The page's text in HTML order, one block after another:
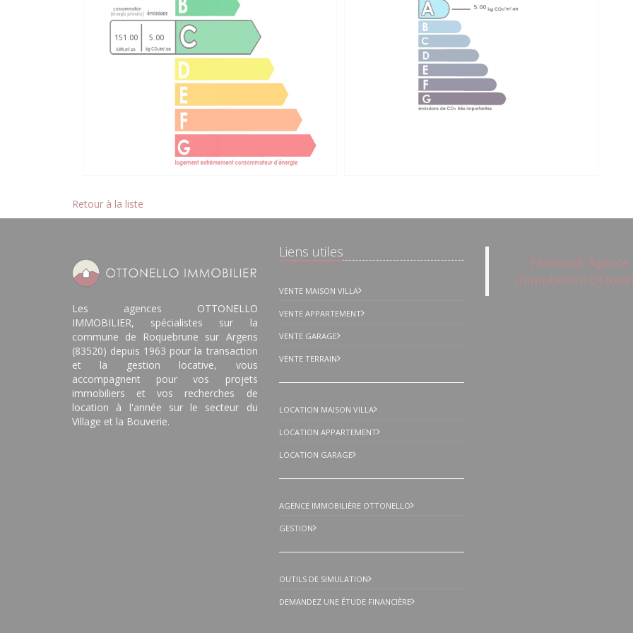
151.00 5.00
5.00
Retour à la liste
Les agences OTTONELLO
IMMOBILIER, spécialistes sur la
commune de Roquebrune sur Argens
(83520) depuis 1963 pour la transaction
et la gestion locative, vous
accompagnent pour vos projets
immobiliers et vos recherches de
location à l'année sur le secteur du
Village et la Bouverie.
Liens utiles
VENTE MAISON VILLA
VENTE APPARTEMENT
VENTE GARAGE
VENTE TERRAIN
LOCATION MAISON VILLA
LOCATION APPARTEMENT
LOCATION GARAGE
AGENCE IMMOBILIÈRE OTTONELLO
GESTION
OUTILS DE SIMULATION
DEMANDEZ UNE ÉTUDE FINANCIÈRE
Facebook Agence
immobilière